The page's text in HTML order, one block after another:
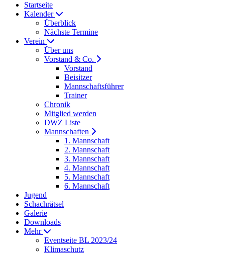
Startseite
Kalender
Überblick
Nächste Termine
Verein
Über uns
Vorstand & Co.
Vorstand
Beisitzer
Mannschaftsführer
Trainer
Chronik
Mitglied werden
DWZ Liste
Mannschaften
1. Mannschaft
2. Mannschaft
3. Mannschaft
4. Mannschaft
5. Mannschaft
6. Mannschaft
Jugend
Schachrätsel
Galerie
Downloads
Mehr
Eventseite BL 2023/24
Klimaschutz